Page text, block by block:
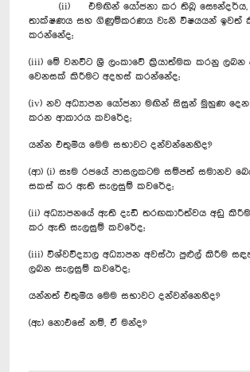
(ii) එමඟින් යෝජනා කර තිබූ සෞන්දර්ය,
තාක්ෂණය සහ ගිණුම්කරණය වැනි විෂයයන් ඉවත්
කරන්නේද;
(iii) මේ වනවිට ශ්‍රී ලංකාවේ ක්‍රියාත්මක කරනු ලබන
වෙනසක් කිරීමට අදහස් කරන්නේද;
(iv) නව අධ්‍යාපන යෝජනා මඟින් සිසුන් මුහුණ
කරන ආකාරය කවරේද;
යන්න එතුමිය මෙම සභාවට දන්වන්නෙහිද?
(ආ) (i) සෑම රජයේ පාසලකටම සම්පත් සමානව
සකස් කර ඇති සැලසුම් කවරේද;
(ii) අධ්‍යාපනයේ ඇති දැඩි තරඟකාරීත්වය අඩු
කර ඇති සැලසුම් කවරේද;
(iii) විශ්වවිද්‍යාල අධ්‍යාපන අවස්ථා පුළුල් කිරීම
ලබන සැලසුම් කවරේද;
යන්නත් එතුමිය මෙම සභාවට දන්වන්නෙහිද?
(ඇ) නොඑසේ නම්, ඒ මන්ද?